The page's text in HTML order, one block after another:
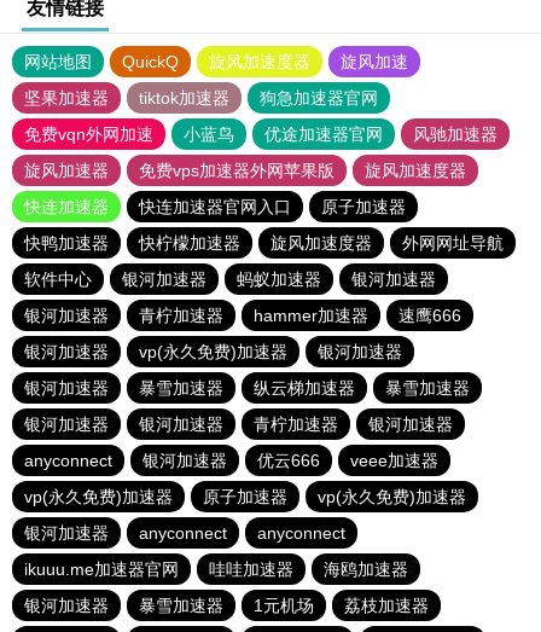
友情链接
网站地图 QuickQ 旋风加速度器
旋风加速
坚果加速器
tiktok加速器
狗急加速器官网
免费vqn外网加速
小蓝鸟 优途加速器官网
风驰加速器
旋风加速器
免费vps加速器外网苹果版
旋风加速度器
快连加速器
快连加速器官网入口
原子加速器
快鸭加速器
快柠檬加速器 旋风加速度器
外网网址导航
软件中心
银河加速器 蚂蚁加速器
银河加速器
银河加速器
青柠加速器 hammer加速器
速鹰666
银河加速器
vp(永久免费)加速器
银河加速器
银河加速器
暴雪加速器 纵云梯加速器
暴雪加速器
银河加速器
银河加速器 青柠加速器
银河加速器
anyconnect
银河加速器 优云666
veee加速器
vp(永久免费)加速器
原子加速器
vp(永久免费)加速器
银河加速器
anyconnect
anyconnect
ikuuu.me加速器官网
哇哇加速器
海鸥加速器
银河加速器
暴雪加速器 1元机场 荔枝加速器